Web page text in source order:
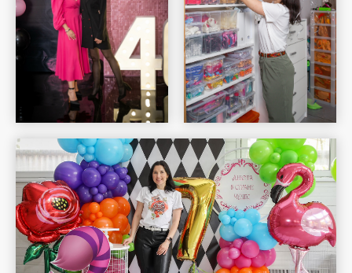
Шар Удачи на карте Москвы — Яндекс Карты